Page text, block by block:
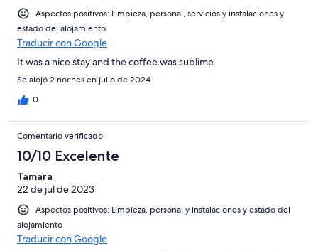
Aspectos positivos: Limpieza, personal, servicios y instalaciones y
estado del alojamiento
Traducir con Google
It was a nice stay and the coffee was sublime.
Se alojó 2 noches en julio de 2024
0
Comentario verificado
10/10 Excelente
Tamara
22 de jul de 2023
Aspectos positivos: Limpieza, personal y instalaciones y estado del
alojamiento
Traducir con Google